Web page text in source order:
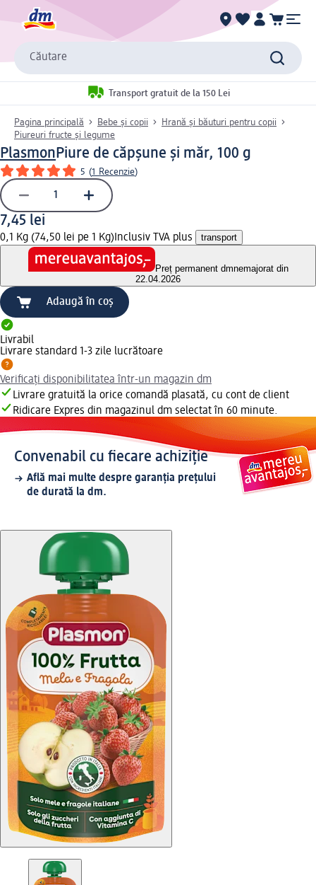
Căutare
Transport gratuit de la 150 Lei
Pagina principală Bebe și copii
Hrană și băuturi pentru copii
Piureuri fructe și legume
PlasmonPiure de căpșune și măr, 100 g
5 (1 Recenzie)
7,45 lei
0,1 Kg (74,50 lei pe 1 Kg) Inclusiv TVA plus transport
Preț permanent dmnemajorat din
22.04.2026
Adaugă în coș
Livrabil
Livrare standard 1-3 zile lucrătoare
Verificați disponibilitatea într-un magazin dm
Livrare gratuită la orice comandă plasată, cu cont de client
Ridicare Expres din magazinul dm selectat în 60 minute.
Convenabil cu fiecare achiziție
Află mai multe despre garanția prețului
de durată la dm.